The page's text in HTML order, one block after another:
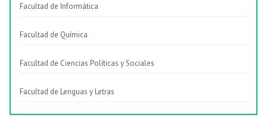
Facultad de Informática
Facultad de Química
Facultad de Ciencias Políticas y Sociales
Facultad de Lenguas y Letras